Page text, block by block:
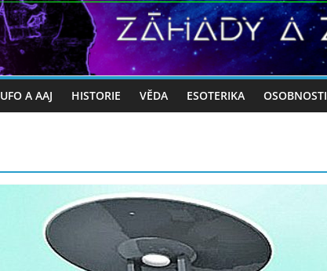
UFO A AAJ HISTORIE VĚDA ESOTERIKA OSOBNOSTI